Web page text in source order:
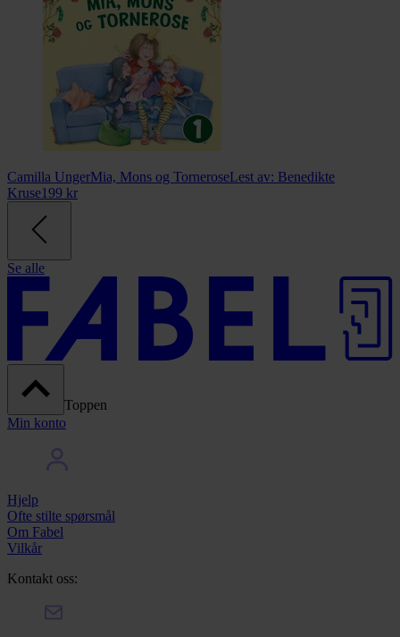
Camilla UngerMia, Mons og TorneroseLest av: Benedikte
Kruse199 kr
Se alle
Toppen
Min konto
Hjelp
Ofte stilte spørsmål
Om Fabel
Vilkår
Kontakt oss: